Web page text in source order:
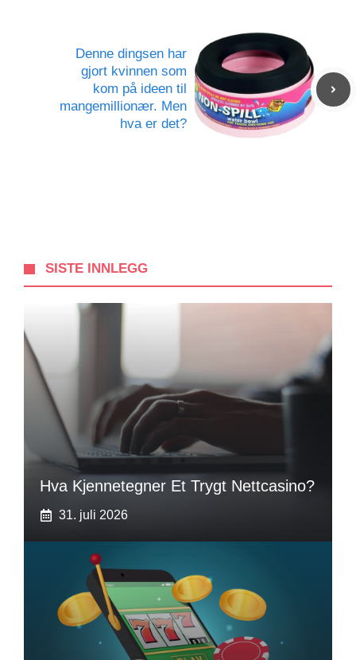
Denne dingsen har
gjort kvinnen som
kom på ideen til
mangemillionær. Men
hva er det?
SISTE INNLEGG
Hva Kjennetegner Et Trygt Nettcasino?
31. juli 2026